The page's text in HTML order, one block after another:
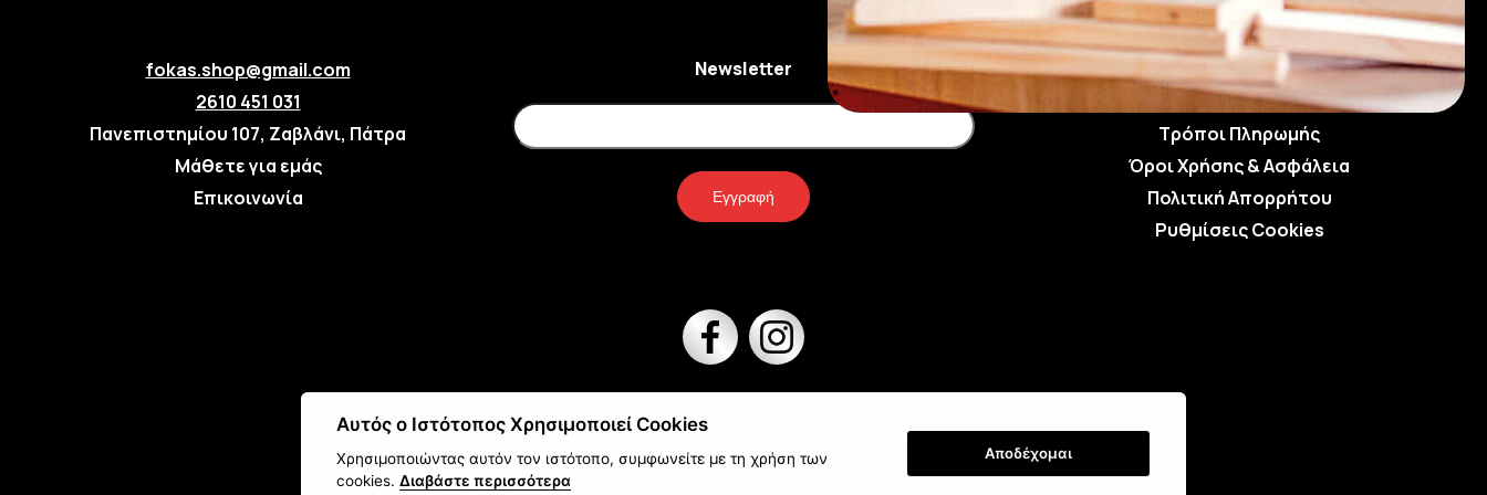
fokas.shop@gmail.com
2610 451 031
Πανεπιστημίου 107, Ζαβλάνι, Πάτρα
Μάθετε για εμάς
Επικοινωνία
Newsletter
Εγγραφή
Τρόποι Αποστολής
Τρόποι Παραγγελίας
Τρόποι Πληρωμής
Όροι Χρήσης & Ασφάλεια
Πολιτική Απορρήτου
Ρυθμίσεις Cookies
Οι αποστολές γίνονται με: Πληρώστε με:
Αυτός ο Ιστότοπος Χρησιμοποιεί Cookies
Χρησιμοποιώντας αυτόν τον ιστότοπο, συμφωνείτε με τη χρήση των
cookies. Διαβάστε περισσότερα
Αποδέχομαι